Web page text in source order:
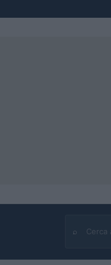
⌕
Cerca